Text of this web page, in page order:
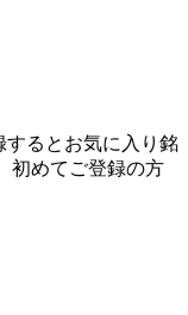
するとお気に入り銘
初めてご登録の方